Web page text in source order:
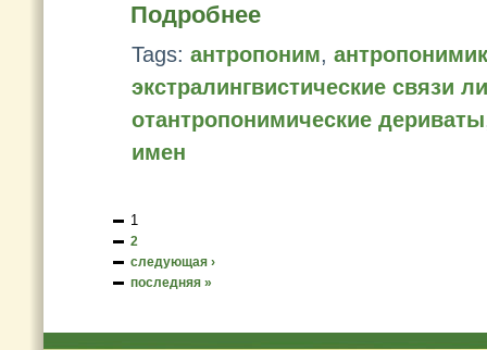
Подробнее
Tags: антропоним,
экстралингвистические связи
отантропонимические дериваты
имен
1
2
следующая ›
последняя »